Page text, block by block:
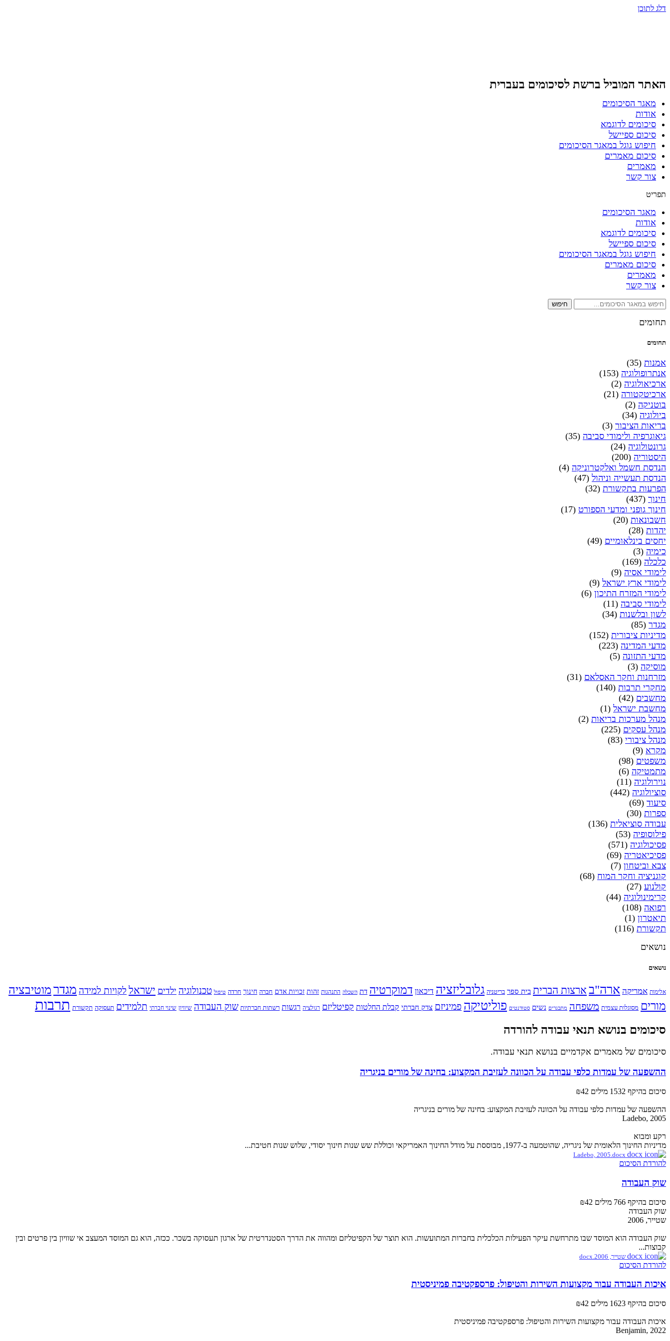
דלג לתוכן
האתר המוביל ברשת לסיכומים בעברית
מאגר הסיכומים
אודות
סיכומים לדוגמא
סיכום ספיישל
חיפוש גוגל במאגר הסיכומים
סיכום מאמרים
מאמרים
צור קשר
תפריט
מאגר הסיכומים
אודות
סיכומים לדוגמא
סיכום ספיישל
חיפוש גוגל במאגר הסיכומים
סיכום מאמרים
מאמרים
צור קשר
חיפוש
תחומים
תחומים
אמנות (35)
אנתרופולוגיה (153)
ארכיאולוגיה (2)
ארכיטקטורה (21)
בוטניקה (2)
ביולוגיה (34)
בריאות הציבור (3)
גיאוגרפיה ולימודי סביבה (35)
גרונטולוגיה (24)
היסטוריה (200)
הנדסת חשמל ואלקטרוניקה (4)
הנדסת תעשייה וניהול (47)
הפרעות בתקשורת (32)
חינוך (437)
חינוך גופני ומדעי הספורט (17)
חשבונאות (20)
יהדות (28)
יחסים בינלאומיים (49)
כימיה (3)
כלכלה (169)
לימודי אסיה (9)
לימודי ארץ ישראל (9)
לימודי המזרח התיכון (6)
לימודי סביבה (11)
לשון ובלשנות (34)
מגדר (85)
מדיניות ציבורית (152)
מדעי המדינה (223)
מדעי התזונה (5)
מוסיקה (3)
מזרחנות וחקר האסלאם (31)
מחקרי תרבות (140)
מחשבים (42)
מחשבת ישראל (1)
מנהל מערכות בריאות (2)
מנהל עסקים (225)
מנהל ציבורי (83)
מקרא (9)
משפטים (98)
מתמטיקה (6)
נוירולוגיה (11)
סוציולוגיה (442)
סיעוד (69)
ספרות (30)
עבודה סוציאלית (136)
פילוסופיה (53)
פסיכולוגיה (571)
פסיכיאטריה (69)
צבא וביטחון (7)
קוגניציה וחקר המוח (68)
קולנוע (27)
קרימינולוגיה (44)
רפואה (108)
תיאטרון (1)
תקשורת (116)
נושאים
נושאים
אלימות אמריקה ארה"ב ארצות הברית בית ספר בריטניה גלובליזציה דיכאון דמוקרטיה דת השכלה התנהגות זהות זכויות אדם חברה חינוך חרדה טיפול טכנולוגיה ילדים ישראל לקויות למידה מגדרמוטיבציה
מורים מסוגלות עצמית משפחה מתבגרים נשים סטודנטים פוליטיקה פמיניזם צדק חברתי קבלת החלטות קפיטליזם רגולציה רגשות רשתות חברתיות שוק העבודה שיוויון שינוי חברתי תלמידים תעסוקה תקשורת תרבות
סיכומים בנושא תנאי עבודה להורדה
סיכומים של מאמרים אקדמיים בנושא תנאי עבודה.
ההשפעה של עמדות כלפי עבודה על הכוונה לעזיבת המקצוע: בחינה של מורים בניגריה
סיכום בהיקף 1532 מילים ₪42
ההשפעה של עמדות כלפי עבודה על הכוונה לעזיבת המקצוע: בחינה של מורים בניגריה
Ladebo, 2005
רקע ומבוא
מדיניות החינוך הלאומית של ניגריה, שהוטמעה ב-1977, מבוססת על מודל החינוך האמריקאי וכוללת שש שנות חינוך יסודי, שלוש שנות חטיבת...
להורדת הסיכום
שוק העבודה
סיכום בהיקף 766 מילים
₪42
שוק העבודה
שטייר, 2006
שוק העבודה הוא המוסד שבו מתרחשת עיקר הפעילות הכלכלית בחברות המתועשות. הוא תוצר של הקפיטליזם ומהווה את הדרך הסטנדרטית של ארגון תעסוקה בשכר. ככזה, הוא גם המוסד המעצב אי שוויון בין פרטים ובין
קבוצות...
שטייר, 2006.docx
להורדת הסיכום
איכות העבודה עבור מקצועות השירות והטיפול: פרספקטיבה פמיניסטית
סיכום בהיקף 1623 מילים ₪42
איכות העבודה עבור מקצועות השירות והטיפול: פרספקטיבה פמיניסטית
Benjamin, 2022